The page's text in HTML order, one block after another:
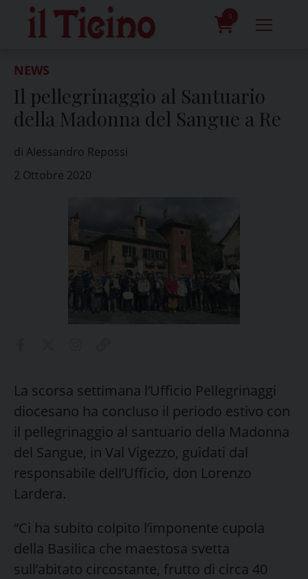
content
0
NEWS
Il pellegrinaggio al Santuario
della Madonna del Sangue a Re
di Alessandro Repossi
2 Ottobre 2020
La scorsa settimana l’Ufficio Pellegrinaggi
diocesano ha concluso il periodo estivo con
il pellegrinaggio al santuario della Madonna
del Sangue, in Val Vigezzo, guidati dal
responsabile dell’Ufficio, don Lorenzo
Lardera.
“Ci ha subito colpito l’imponente cupola
della Basilica che maestosa svetta
sull’abitato circostante, frutto di circa 40